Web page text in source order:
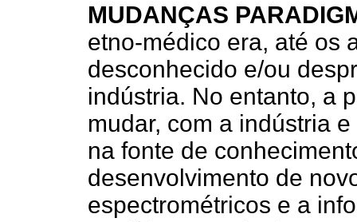
MUDANÇAS
etno-médico era, até os
desconhecido e/ou
indústria. No entanto, a
mudar, com a indústria
na fonte de
desenvolvimento de
espectrométricos e a